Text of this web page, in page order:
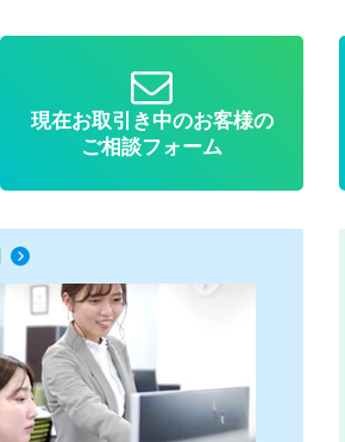
現在お取引き中のお客様の
ご相談フォーム